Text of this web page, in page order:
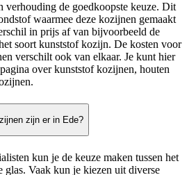
verhouding de goedkoopste keuze. Dit
waarmee deze kozijnen gemaakt
in prijs af van bijvoorbeeld de
soort kunststof kozijn. De kosten voor
verschilt ook van elkaar. Je kunt hier
over kunststof kozijnen, houten
zijn er in Ede?
kun je de keuze maken tussen het
Vaak kun je kiezen uit diverse